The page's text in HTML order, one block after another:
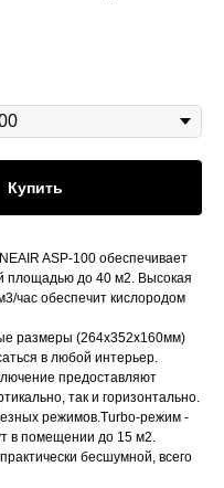
Купить
ASP-100 обеспечивает
площадью до 40 м2. Высокая
час обеспечит кислородом
размеры (264х352х160мм)
в любой интерьер.
предоставляют
так и горизонтально.
режимов.Turbo-режим -
в помещении до 15 м2.
бесшумной, всего